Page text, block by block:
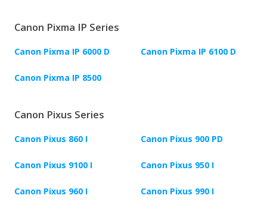
Canon Pixma IP Series
Canon Pixma IP 6000 D Canon Pixma IP 6100 D
Canon Pixma IP 8500
Canon Pixus Series
Canon Pixus 860 I Canon Pixus 900 PD
Canon Pixus 9100 I Canon Pixus 950 I
Canon Pixus 960 I Canon Pixus 990 I